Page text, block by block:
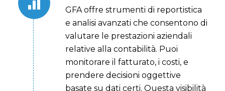
GFA offre strumenti di reportistica
e analisi avanzati che consentono di
valutare le prestazioni aziendali
relative alla contabilità. Puoi
monitorare il fatturato, i costi, e
prendere decisioni oggettive
basate su dati certi. Questa visibilità